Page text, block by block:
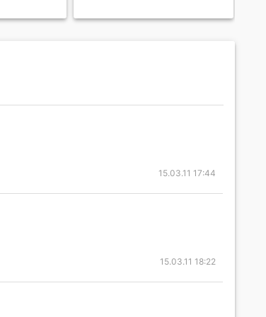
15.03.11 17:44
15.03.11 18:22